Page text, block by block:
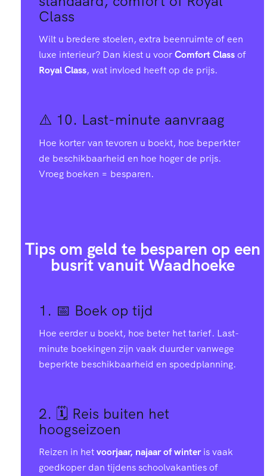
Class
Wilt u bredere stoelen, extra beenruimte of een
luxe interieur? Dan kiest u voorComfort Classof
Royal Class, wat invloed heeft op de prijs.
⚠️ 10. Last-minute aanvraag
Hoe korter van tevoren u boekt, hoe beperkter
de beschikbaarheid en hoe hoger de prijs.
Vroeg boeken = besparen.
Tips om geld te besparen op een
busrit vanuit Waadhoeke
1. 📅 Boek op tijd
Hoe eerder u boekt, hoe beter het tarief. Last-
minute boekingen zijn vaak duurder vanwege
beperkte beschikbaarheid en spoedplanning.
2. 🗓️ Reis buiten het
hoogseizoen
Reizen in hetvoorjaar, najaar of winteris vaak
goedkoper dan tijdens schoolvakanties of